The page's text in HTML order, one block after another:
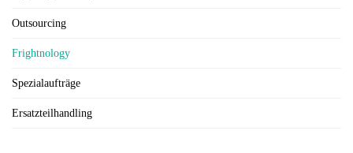
Outsourcing
Frightnology
Spezialaufträge
Ersatzteilhandling